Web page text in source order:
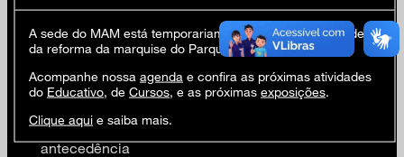
inscriçõesaqui
atividade gratuita, vagas limitadas
encontro por videochamada no zoom (link enviado
aos participantes no dia da atividade)
participação: professores, educadores e estudantes,
com inscrição prévia.
para intérprete de Libras, solicitar pelo e-
mail educativo@mam.org.br com até 48 horas de
antecedência
A sede do MAM está temporariamente fechada em virtude
da reforma da marquise do Parque Ibirapuera.
Acompanhe nossa agenda e confira as próximas atividades
do Educativo, de Cursos, e as próximas exposições.
Clique aqui e saiba mais.